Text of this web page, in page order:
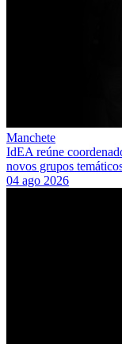
Manchete
IdEA reúne
novos grupos
04 ago 2026